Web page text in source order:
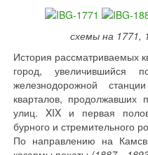
схемы на 1771,
История рассматриваемых
город, увеличившийся
железнодорожной
кварталов, продолжавших
улиц. XIX и первая
бурного и стремительного
По направлению на